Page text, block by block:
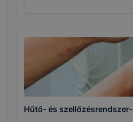
Hűtő- és